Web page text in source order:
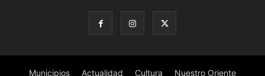
Municipios Actualidad Cultura Nuestro Oriente